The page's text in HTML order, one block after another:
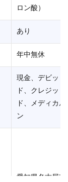
ロン酸）
あり
年中無休
現金、デビット
ド、クレジット
ド、メディカル
ン
愛知県名古屋市